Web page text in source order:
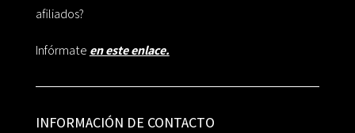
afiliados?
Infórmate en este enlace.
INFORMACIÓN DE CONTACTO